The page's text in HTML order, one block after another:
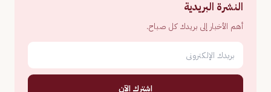
النشرة البريدية
أهم الأخبار إلى بريدك كل صباح.
اشترك الآن